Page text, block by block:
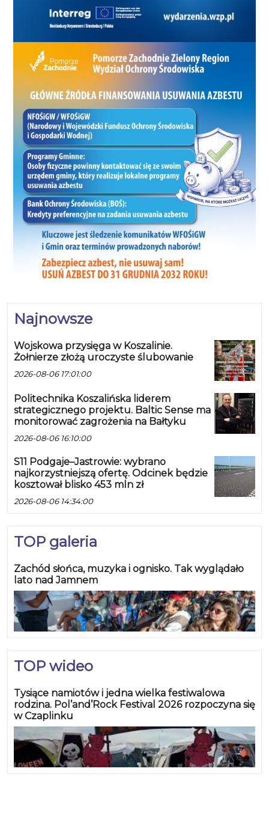
Najnowsze
Wojskowa przysięga w Koszalinie.
Żołnierze złożą uroczyste ślubowanie
2026-08-06 17:01:00
Politechnika Koszalińska liderem
strategicznego projektu. Baltic Sense ma
monitorować zagrożenia na Bałtyku
2026-08-06 16:10:00
S11 Podgaje–Jastrowie: wybrano
najkorzystniejszą ofertę. Odcinek będzie
kosztował blisko 453 mln zł
2026-08-06 14:34:00
TOP galeria
Zachód słońca, muzyka i ognisko. Tak wyglądało
lato nad Jamnem
TOP wideo
Tysiące namiotów i jedna wielka festiwalowa
rodzina. Pol’and’Rock Festival 2026 rozpoczyna się
w Czaplinku